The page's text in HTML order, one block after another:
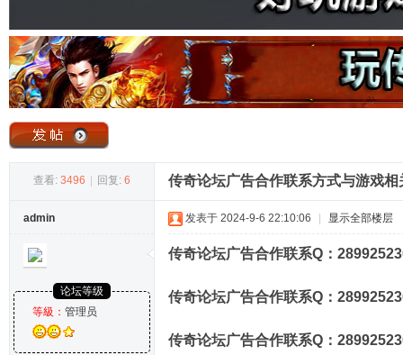
奇
查看: 3496 回复: 6 传奇论坛广告合作联系方式与游戏相
admin
论坛等级
等級： 管理员
发表于 2024-9-6 22:10:06 显示全部楼层
传奇论坛广告合作联系Q：
传奇论坛广告合作联系Q：
传奇论坛广告合作联系Q：